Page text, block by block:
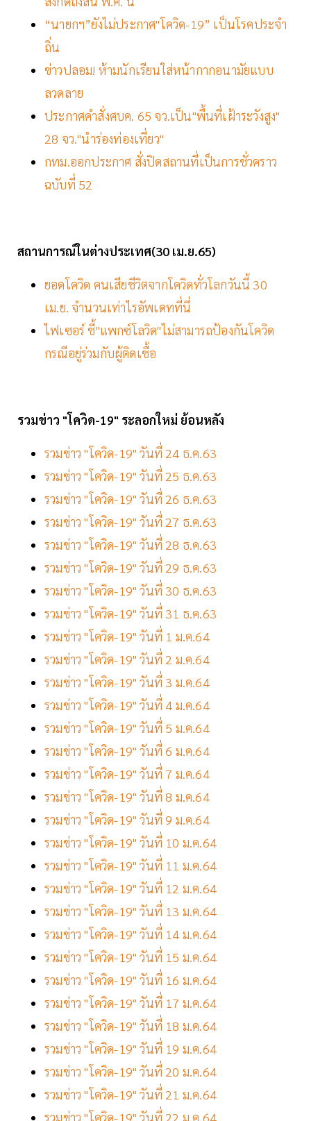
“นายกฯ”ยังไม่ประกาศ"โควิด-19” เป็นโรคประจำ
ถิ่น
ข่าวปลอม! ห้ามนักเรียนใส่หน้ากากอนามัยแบบ
ลวดลาย
ประกาศคำสั่งศบค. 65 จว.เป็น"พื้นที่เฝ้าระวังสูง"
28 จว."นําร่องท่องเที่ยว"
กทม.ออกประกาศ สั่งปิดสถานที่เป็นการชั่วคราว
ฉบับที่ 52
สถานการณ์ในต่างประเทศ(30 เม.ย.65)
ยอดโควิด คนเสียชีวิตจากโควิดทั่วโลกวันนี้ 30
เม.ย. จำนวนเท่าไรอัพเดทที่นี่
ไฟเซอร์ ชี้"แพกซ์โลวิด"ไม่สามารถป้องกันโควิด
กรณีอยู่ร่วมกับผู้ติดเชื้อ
รวมข่าว "โควิด-19" ระลอกใหม่ ย้อนหลัง
รวมข่าว "โควิด-19" วันที่ 24 ธ.ค.63
รวมข่าว "โควิด-19" วันที่ 25 ธ.ค.63
รวมข่าว "โควิด-19" วันที่ 26 ธ.ค.63
รวมข่าว "โควิด-19" วันที่ 27 ธ.ค.63
รวมข่าว "โควิด-19" วันที่ 28 ธ.ค.63
รวมข่าว "โควิด-19" วันที่ 29 ธ.ค.63
รวมข่าว "โควิด-19" วันที่ 30 ธ.ค.63
รวมข่าว "โควิด-19" วันที่ 31 ธ.ค.63
รวมข่าว "โควิด-19" วันที่ 1 ม.ค.64
รวมข่าว "โควิด-19" วันที่ 2 ม.ค.64
รวมข่าว "โควิด-19" วันที่ 3 ม.ค.64
รวมข่าว "โควิด-19" วันที่ 4 ม.ค.64
รวมข่าว "โควิด-19" วันที่ 5 ม.ค.64
รวมข่าว "โควิด-19" วันที่ 6 ม.ค.64
รวมข่าว "โควิด-19" วันที่ 7 ม.ค.64
รวมข่าว "โควิด-19" วันที่ 8 ม.ค.64
รวมข่าว "โควิด-19" วันที่ 9 ม.ค.64
รวมข่าว "โควิด-19" วันที่ 10 ม.ค.64
รวมข่าว "โควิด-19" วันที่ 11 ม.ค.64
รวมข่าว "โควิด-19" วันที่ 12 ม.ค.64
รวมข่าว "โควิด-19" วันที่ 13 ม.ค.64
รวมข่าว "โควิด-19" วันที่ 14 ม.ค.64
รวมข่าว "โควิด-19" วันที่ 15 ม.ค.64
รวมข่าว "โควิด-19" วันที่ 16 ม.ค.64
รวมข่าว "โควิด-19" วันที่ 17 ม.ค.64
รวมข่าว "โควิด-19" วันที่ 18 ม.ค.64
รวมข่าว "โควิด-19" วันที่ 19 ม.ค.64
รวมข่าว "โควิด-19" วันที่ 20 ม.ค.64
รวมข่าว "โควิด-19" วันที่ 21 ม.ค.64
รวมข่าว "โควิด-19" วันที่ 22 ม.ค.64